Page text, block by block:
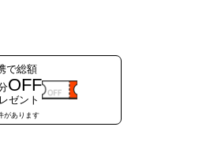
で総額
OFF
ゼント
があります